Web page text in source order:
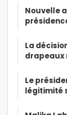
Nouvelle
La
drapeaux
Le
légitimité